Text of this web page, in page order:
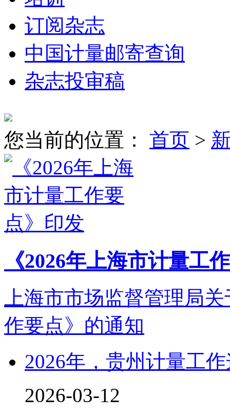
订阅杂志
中国计量邮寄查询
杂志投审稿
您当前的位置： 首页 >
《2026年上海市计量工
上海市市场监督管理局
作要点》的通知
​2026年，贵州计量工
2026-03-12